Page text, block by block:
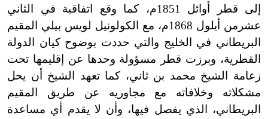
إلى قطر أوائل 1851م، كما وقع اتفاقية في الثاني
عشر من
أيلول 1868م، مع الكولونيل لويس بيلي المقيم
البريطاني في الخليج والتي حددت بوضوح كيان الدولة
القطرية، وبرزت قطر مسؤولة وحدها عن إقليمها تحت
زعامة الشيخ محمد بن ثاني، كما تعهد الشيخ أن يحل
مشكلاته وخلافاته مع مجاوريه عن طريق المقيم
البريطاني، الذي يفصل فيها، وأن لا يقدم أي مساعدة